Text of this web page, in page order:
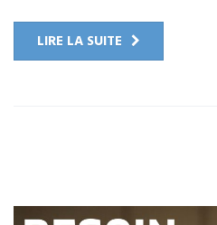
LIRE LA SUITE